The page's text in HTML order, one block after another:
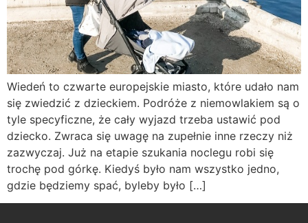
Wiedeń to czwarte europejskie miasto, które udało nam
się zwiedzić z dzieckiem. Podróże z niemowlakiem są o
tyle specyficzne, że cały wyjazd trzeba ustawić pod
dziecko. Zwraca się uwagę na zupełnie inne rzeczy niż
zazwyczaj. Już na etapie szukania noclegu robi się
trochę pod górkę. Kiedyś było nam wszystko jedno,
gdzie będziemy spać, byleby było […]